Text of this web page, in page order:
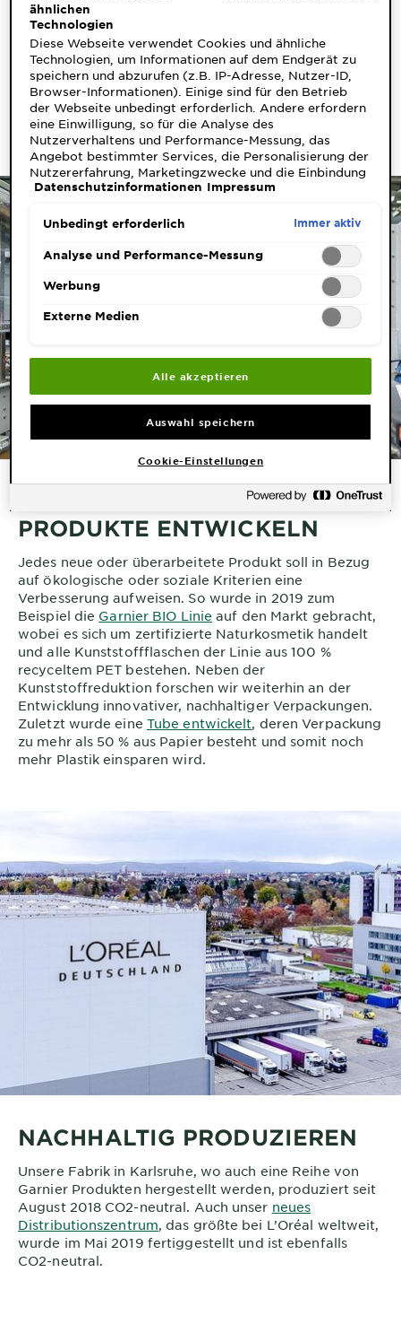
International
Eco
Beauty
Score
Verpflichtungen der Gruppe im Bereich Nachhaltigkeit
fest. Jedes Jahr werden die Ergebnisse
unabhängigen internationalen Expertenüberprüft und
Optimierungspotenzial kenntlich gemacht.
Das Nachhaltigkeitsprogramm basiert auf vier Säulen:
NACHHALTIG NEUE
PRODUKTE ENTWICKELN
Jedes neue oder überarbeitete Produkt soll in Bezug
auf ökologische oder soziale Kriterien eine
Verbesserung aufweisen. So wurde in 2019 zum
Beispiel die Garnier BIO Linie auf den Markt gebracht,
wobei es sich um zertifizierte Naturkosmetik handelt
und alle Kunststoffflaschen der Linie aus 100 %
recyceltem PET bestehen. Neben der
Kunststoffreduktion forschen wir weiterhin an der
Entwicklung innovativer, nachhaltiger Verpackungen.
Zuletzt wurde eine Tube entwickelt, deren Verpackung
zu mehr als 50 % aus Papier besteht und somit noch
mehr Plastik einsparen wird.
NACHHALTIG PRODUZIEREN
Unsere Fabrik in Karlsruhe, wo auch eine Reihe von
Garnier Produkten hergestellt werden, produziert seit
August 2018 CO2-neutral. Auch unser neues
Distributionszentrum, das größte bei L’Oréal weltweit,
wurde im Mai 2019 fertiggestellt und ist ebenfalls
CO2-neutral.
ähnlichen
Technologien
Diese Webseite verwendet Cookies und ähnliche
Technologien, um Informationen auf dem Endgerät zu
speichern und abzurufen (z.B. IP-Adresse, Nutzer-ID,
Browser-Informationen). Einige sind für den Betrieb
der Webseite unbedingt erforderlich. Andere erfordern
eine Einwilligung, so für die Analyse des
Nutzerverhaltens und Performance-Messung, das
Angebot bestimmter Services, die Personalisierung der
Nutzererfahrung, Marketingzwecke und die Einbindung
externer Medien. Nicht unbedingt erforderliche Cookies
abgelehnt ("Ohne Einwilligung fortfahren")
sind ebenfalls möglich und speicherbar ("Auswahl
speichern"). Die Auswahl kann jederzeit unter dem Link
"Cookie-Einstellungen" angepasst werden. Für weitere
Informationen s. unsere Datenschutzinformationen.
Datenschutzinformationen Impressum
Unbedingt erforderlich Immer aktiv
Analyse und Performance-Messung
Werbung
Externe Medien
Alle akzeptieren
Auswahl speichern
Cookie-Einstellungen